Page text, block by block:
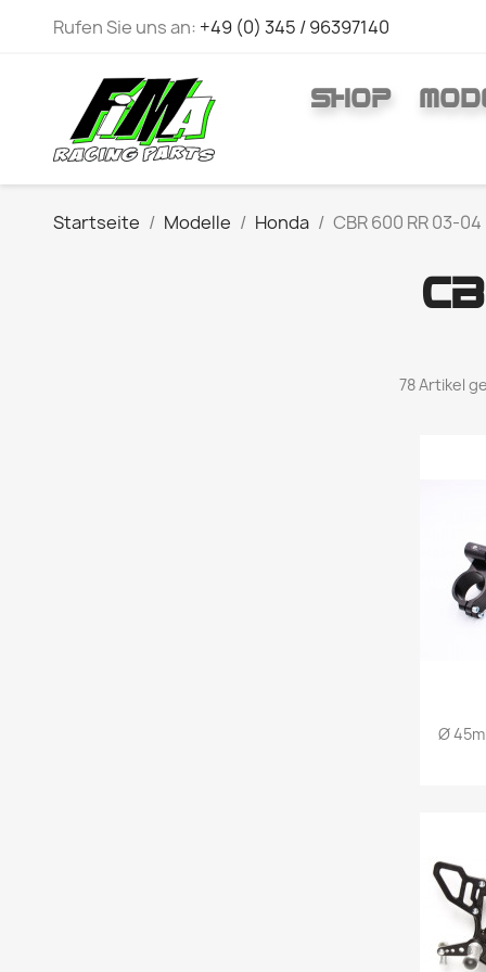
Rufen Sie uns an: +49 (0) 345 / 96397140
SHOP
Startseite Modelle Honda CBR 600 RR 03-04
78 Artikel
Ø